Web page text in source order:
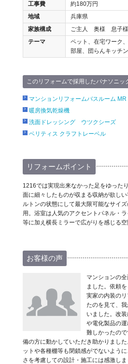
工事費
約180万円
地域
兵庫県
家族構成
ご主人 奥様 息子様
テーマ
ペット、在宅ワーク
部屋、団らんキッチン
このリフォームで採用したパナソニッ
マンションリフォームバスルーム MR
暖房換気乾燥機
洗面ドレッシング ウツクシーズ
ベリティス クラフトレーベル
リフォームポイント
1216では実現出来なかった足をゆった
面に細々したものが収まる収納が欲し
ルトンの状態にして最大限可能なサイ
用。浴室は人気のアクセントパネル・
等に加え横長ミラーで広がりを感じる空
お客様の声
マンションの
ました。依頼
実家の内装の
たのを見て、
いました。改
や電化製品の
難しかったの
備の方に動かしていただき助かりまし
ットや各種棚等も閉鎖感がでないよう
さを考慮しての設計・施工には感激し